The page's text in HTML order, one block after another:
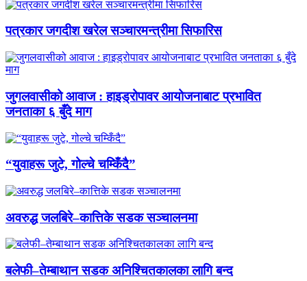
पत्रकार जगदीश खरेल सञ्चारमन्त्रीमा सिफारिस
जुगलवासीको आवाज : हाइड्रोपावर आयोजनाबाट प्रभावित
जनताका ६ बुँदे माग
“युवाहरू जुटे, गोल्चे चम्किँदै”
अवरुद्ध जलबिरे–कात्तिके सडक सञ्चालनमा
बलेफी–तेम्बाथान सडक अनिश्चितकालका लागि बन्द